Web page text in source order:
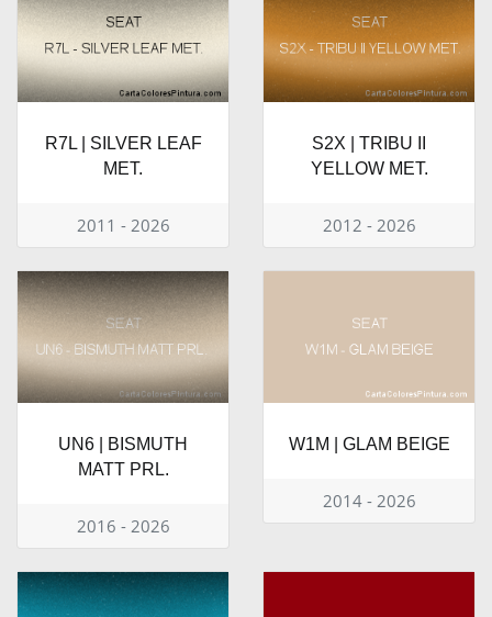
R7L | SILVER LEAF
MET.
2011 - 2026
S2X | TRIBU II
YELLOW MET.
2012 - 2026
UN6 | BISMUTH
MATT PRL.
2016 - 2026
W1M | GLAM BEIGE
2014 - 2026